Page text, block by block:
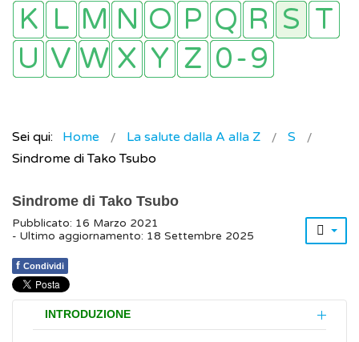
Sei qui: Home La salute dalla A alla Z
S
Sindrome di Tako Tsubo
Sindrome di Tako Tsubo
Pubblicato: 16 Marzo 2021
- Ultimo aggiornamento: 18 Settembre 2025
f Condividi
INTRODUZIONE